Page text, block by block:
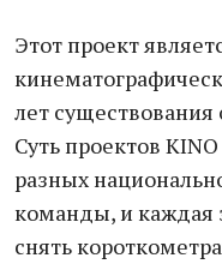
Этот проект
лет существования
Суть проектов
разных
команды, и каждая
снять